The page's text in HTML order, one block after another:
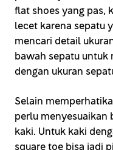
flat shoes yang pas,
lecet karena sepatu
mencari detail
bawah sepatu untuk
dengan ukuran
Selain
perlu menyesuaikan
kaki. Untuk kaki
square toe bisa jadi